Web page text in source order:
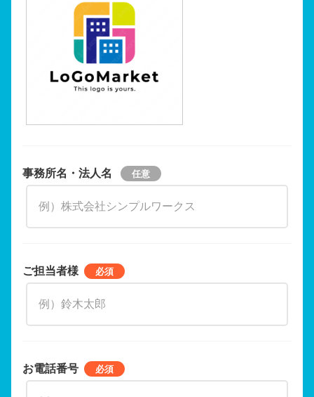
事務所名・法人名
ご担当者様
お電話番号